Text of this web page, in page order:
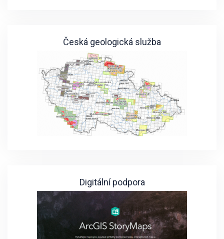
Česká geologická služba
Digitální podpora